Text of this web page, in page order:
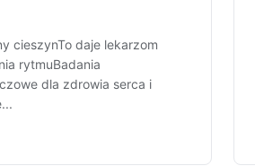
cieszynTo daje lekarzom
rytmuBadania
dla zdrowia serca i